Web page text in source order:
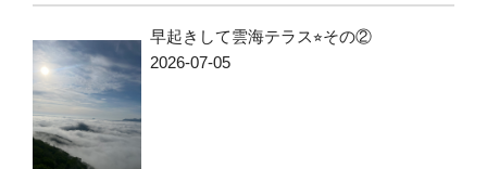
早起きして雲海テラス⭐︎その②
2026-07-05